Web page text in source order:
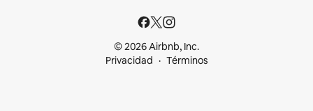
© 2026 Airbnb, Inc.
Privacidad
Términos